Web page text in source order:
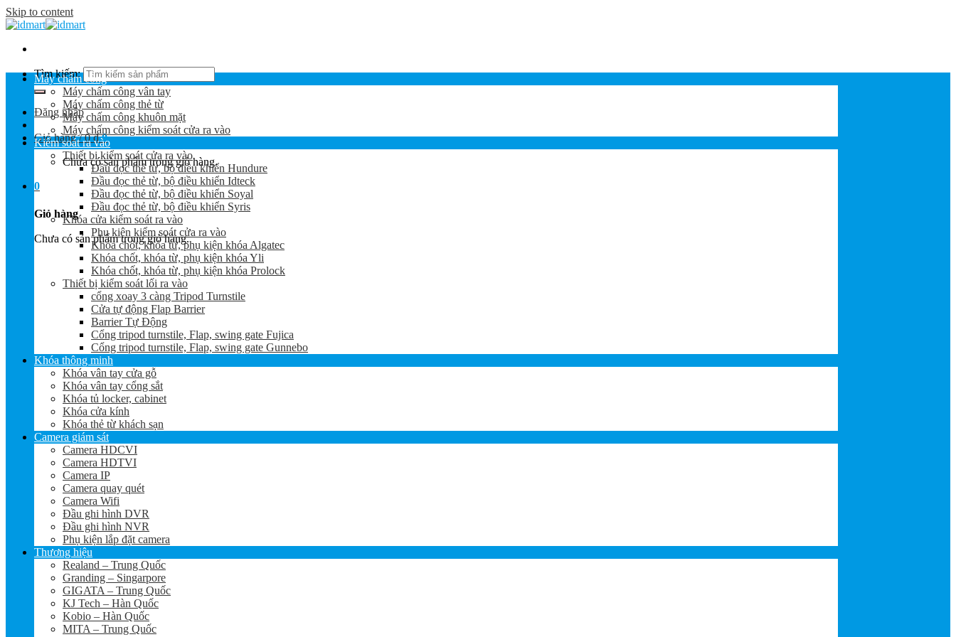
Skip to content
Tìm kiếm:
Đăng nhập
Giỏ hàng /0₫ 0
Chưa có sản phẩm trong giỏ hàng.
0
Giỏ hàng
Chưa có sản phẩm trong giỏ hàng.
Máy chấm công
Máy chấm công vân tay
Máy chấm công thẻ từ
Máy chấm công khuôn mặt
Máy chấm công kiểm soát cửa ra vào
Kiểm soát ra vào
Thiết bị kiểm soát cửa ra vào
Đầu đọc thẻ từ, bộ điều khiển Hundure
Đầu đọc thẻ từ, bộ điều khiển Idteck
Đầu đọc thẻ từ, bộ điều khiển Soyal
Đầu đọc thẻ từ, bộ điều khiển Syris
Khóa cửa kiểm soát ra vào
Phụ kiện kiểm soát cửa ra vào
Khóa chốt, khóa từ, phụ kiện khóa Algatec
Khóa chốt, khóa từ, phụ kiện khóa Yli
Khóa chốt, khóa từ, phụ kiện khóa Prolock
Thiết bị kiểm soát lối ra vào
cổng xoay 3 càng Tripod Turnstile
Cửa tự động Flap Barrier
Barrier Tự Động
Cổng tripod turnstile, Flap, swing gate Fujica
Cổng tripod turnstile, Flap, swing gate Gunnebo
Khóa thông minh
Khóa vân tay cửa gỗ
Khóa vân tay cổng sắt
Khóa tủ locker, cabinet
Khóa cửa kính
Khóa thẻ từ khách sạn
Camera giám sát
Camera HDCVI
Camera HDTVI
Camera IP
Camera quay quét
Camera Wifi
Đầu ghi hình DVR
Đầu ghi hình NVR
Phụ kiện lắp đặt camera
Thương hiệu
Realand – Trung Quốc
Granding – Singarpore
GIGATA – Trung Quốc
KJ Tech – Hàn Quốc
Kobio – Hàn Quốc
MITA – Trung Quốc